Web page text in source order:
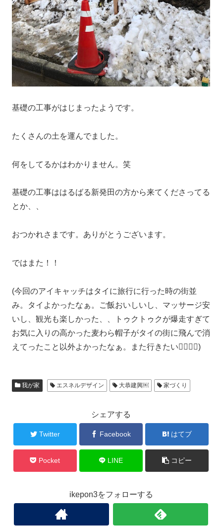
基礎の工事がはじまったようです。
たくさんの土を運んでました。
何をしてるかはわかりません。笑
基礎の工事ははるばる新発田の方から来てくださってる
とか、、
おつかれさまです。ありがとうございます。
ではまた！！
(今回のアイキャッチはタイに旅行に行った時の街並
み。タイよかったなぁ。ご飯おいしいし、マッサージ安
いし、観光も楽しかった、、トゥクトゥクが爆走すぎて
お気に入りの高かった麦わら帽子がタイの街に飛んで消
えてったこと以外よかったなぁ。また行きたい☝🏻☝🏻)
我が家 エスネルデザイン 大恭建興￼ 家づくり
シェアする
Twitter Facebook はてブ
Pocket LINE コピー
ikepon3をフォローする